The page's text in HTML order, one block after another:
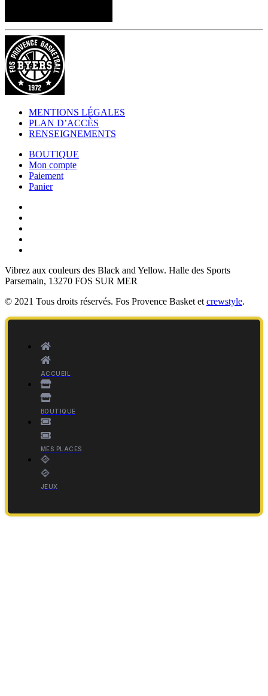
MENTIONS LÉGALES
PLAN D’ACCÈS
RENSEIGNEMENTS
BOUTIQUE
Mon compte
Paiement
Panier
Vibrez aux couleurs des Black and Yellow. Halle des Sports
Parsemain, 13270 FOS SUR MER
© 2021 Tous droits réservés. Fos Provence Basket et crewstyle.
ACCUEIL
BOUTIQUE
MES PLACES
JEUX